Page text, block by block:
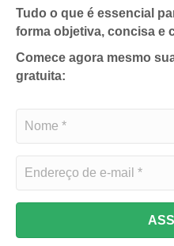
Tudo o que é essencial
forma objetiva, concisa e
Comece agora mesmo
gratuita: